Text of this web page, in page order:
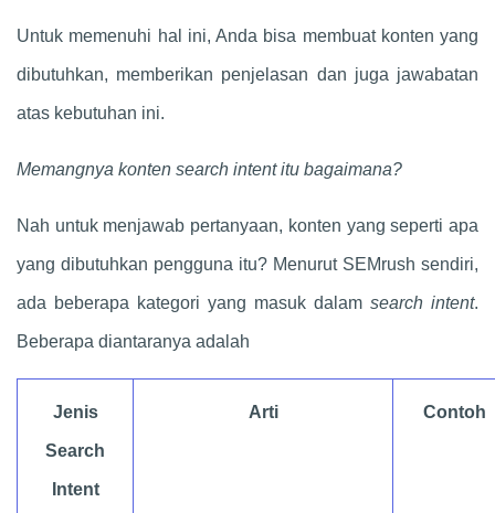
Untuk memenuhi hal ini, Anda bisa membuat konten yang
dibutuhkan, memberikan penjelasan dan juga jawabatan
atas kebutuhan ini.
Memangnya konten search intent itu bagaimana?
Nah untuk menjawab pertanyaan, konten yang seperti apa
yang dibutuhkan pengguna itu? Menurut SEMrush sendiri,
ada beberapa kategori yang masuk dalam search intent.
Beberapa diantaranya adalah
Jenis
Search
Intent
Arti Contoh